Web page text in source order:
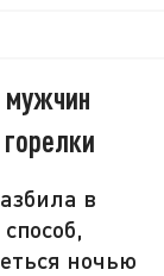
мужчин
в
ночью